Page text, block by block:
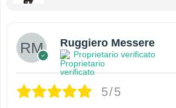
Ruggiero Messere
Proprietario verificato
5/5